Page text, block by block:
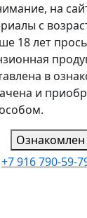
на
с
18 лет
в
и
Ознакомлен
+7 916 790-59-